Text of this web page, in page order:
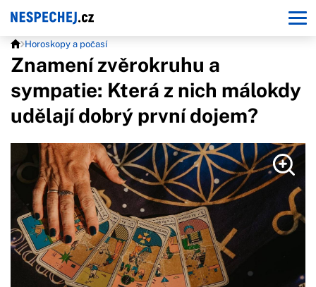
Horoskopy a počasí
Znamení zvěrokruhu a
sympatie: Která z nich málokdy
udělají dobrý první dojem?